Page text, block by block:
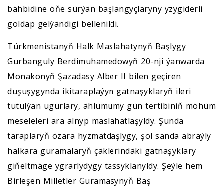
bähbidine öňe sürýän başlangyçlaryny yzygiderli
goldap gelýändigi bellenildi.
Türkmenistanyň Halk Maslahatynyň Başlygy
Gurbanguly Berdimuhamedowyň 20-nji ýanwarda
Monakonyň Şazadasy Alber II bilen geçiren
duşuşygynda ikitaraplaýyn gatnaşyklaryň ileri
tutulýan ugurlary, ählumumy gün tertibiniň möhüm
meseleleri ara alnyp maslahatlaşyldy. Şunda
taraplaryň özara hyzmatdaşlygy, şol sanda abraýly
halkara guramalaryň çäklerindäki gatnaşyklary
giňeltmäge ygrarlydygy tassyklanyldy. Şeýle hem
Birleşen Milletler Guramasynyň Baş